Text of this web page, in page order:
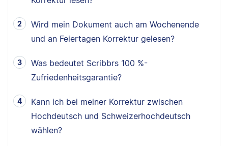
Wird mein Dokument auch am Wochenende
und an Feiertagen Korrektur gelesen?
Was bedeutet Scribbrs 100 %-
Zufriedenheitsgarantie?
Kann ich bei meiner Korrektur zwischen
Hochdeutsch und Schweizerhochdeutsch
wählen?